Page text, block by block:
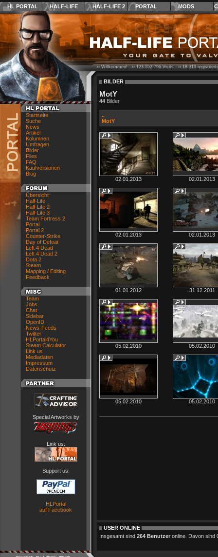
HL PORTAL HALF-LIFE HALF-LIFE 2 PORTAL MODS
Startseite
Suche
News
Artikel
Kolumnen
Umfragen
Bilder
Files
FAQ
Kaufversionen
Blog
Übersicht
Half-Life
Half-Life 2
Half-Life 3
Team Fortress 2
Portal
Portal 2
Counter-Strike
Day of Defeat
Left 4 Dead
Left 4 Dead 2
Dota 2
Steam
Mapping / Editing
Feedback
Team
Jobs
Chat
Sidebar
OpenID
News-Feeds
Twitter
HLPortal4You
Steam Calculator
Link us
Mediadaten
Impressum
Datenschutz
Special Artworks by
Link us:
Support us:
HLPortal
auf Facebook
›› Willkommen! ››123.552.796Visits ››18.313
BILDER
MotY
44 Bilder
..
MotY
02.01.2013 02.01.2013
02.01.2013 02.01.2013
01.01.2012 31.12.2011
05.02.2010 05.02.2010
05.02.2010 05.02.2010
USER ONLINE
Insgesamt sind 264 Benutzer online. Davon sind